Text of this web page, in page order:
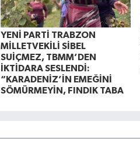
YENİ PARTİ TRABZON
MİLLETVEKİLİ SİBEL
SUİÇMEZ, TBMM’DEN
İKTİDARA SESLENDİ:
“KARADENİZ’İN EMEĞİNİ
SÖMÜRMEYİN, FINDIK TABA